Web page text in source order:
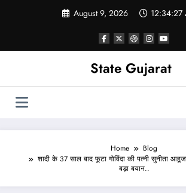
August 9, 2026 12:34:29
State Gujarat
Home
Blog
शादी के 37 साल बाद फूटा गोविंदा की पत्नी सुनीता
बड़ा बयान..